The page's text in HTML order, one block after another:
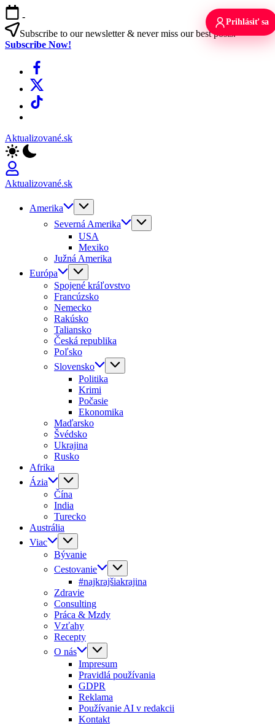
Skip
to
content
-
Subscribe to our newsletter & never miss our best posts.
Subscribe Now!
Facebook
X
TikTok
Aktualizované.sk
Aktualizované.sk
Amerika
Severná Amerika
USA
Mexiko
Južná Amerika
Európa
Spojené kráľovstvo
Francúzsko
Nemecko
Rakúsko
Taliansko
Česká republika
Poľsko
Slovensko
Politika
Krimi
Počasie
Ekonomika
Maďarsko
Švédsko
Ukrajina
Rusko
Afrika
Ázia
Čína
India
Turecko
Austrália
Viac
Bývanie
Cestovanie
#najkrajšiakrajina
Zdravie
Consulting
Práca & Mzdy
Vzťahy
Recepty
O nás
Impresum
Pravidlá používania
GDPR
Reklama
Používanie AI v redakcii
Kontakt
Prihlásiť sa